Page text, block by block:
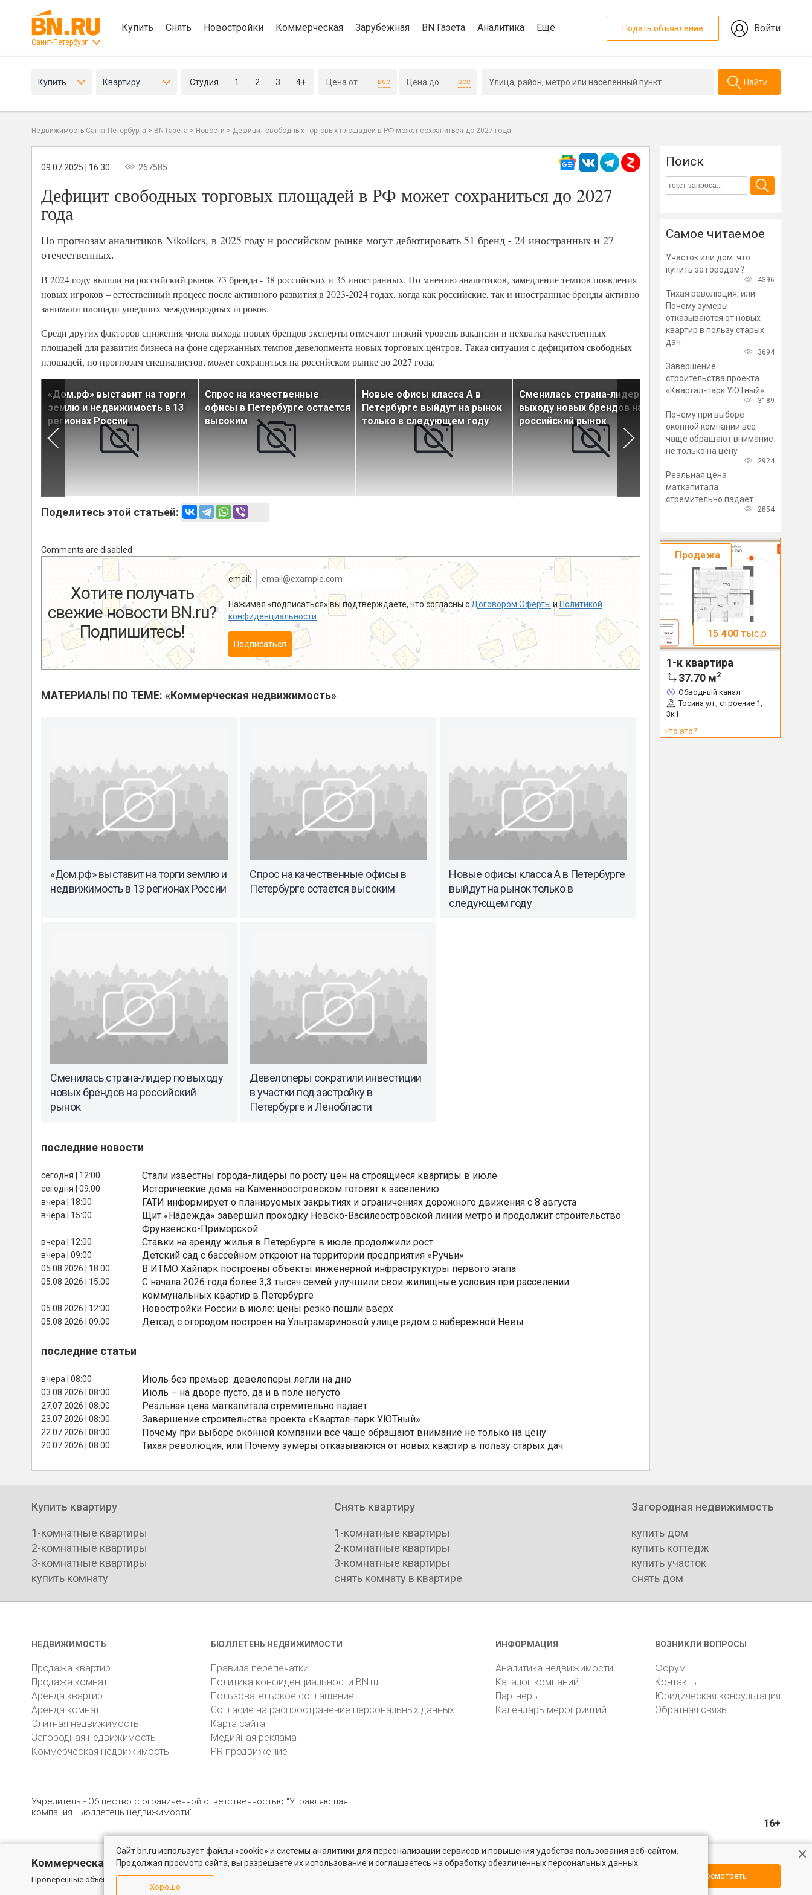
Санкт-Петербург
Купить Снять Новостройки Коммерческая Зарубежная BN Газета Аналитика Ещё Подать объявление Войти
Купить Квартиру Студия 1 2 3 4+ всё всё Найти
Недвижимость Санкт-Петербурга > BN Газета > Новости > Дефицит свободных торговых площадей в РФ может сохраниться до 2027 года
09.07.2025 | 16:30 267585
Дефицит свободных торговых площадей в РФ может сохраниться до 2027
года
По прогнозам аналитиков Nikoliers, в 2025 году н российском рынке могут дебютировать 51 бренд - 24 иностранных и 27
отечественных.
В 2024 году вышли на российский рынок 73 бренда - 38 российских и 35 иностранных. По мнению аналитиков, замедление темпов появления
новых игроков – естественный процесс после активного развития в 2023-2024 годах, когда как российские, так и иностранные бренды активно
занимали площади ушедших международных игроков.
Среди других факторов снижения числа выхода новых брендов эксперты отмечают низкий уровень вакансии и нехватка качественных
площадей для развития бизнеса на фоне сдержанных темпов девелопмента новых торговых центров. Такая ситуация с дефицитом свободных
площадей, по прогнозам специалистов, может сохраниться на российском рынке до 2027 года.
«Дом.рф» выставит на торги
землю и недвижимость в 13
регионах России
Спрос на качественные
офисы в Петербурге остается
высоким
Новые офисы класса А в
Петербурге выйдут на рынок
только в следующем году
Сменилась страна-лидер по
выходу новых брендов на
российский рынок
Девелоперы сократили
инвестиции в участки под
застройку в Петербурге и
Ленобласти
Коммерческая недвижимость
Проверенные объекты под различные цели в Санкт-Петербурге и Ленинградской области Посмотреть
Поделитесь этой статьей:
Comments are disabled
Хотите получать
свежие новости BN.ru?
Подпишитесь!
email:
Нажимая «подписаться» вы подтверждаете, что согласны с Договором Оферты и Политикой
конфиденциальности
Подписаться
МАТЕРИАЛЫ ПО ТЕМЕ: «Коммерческая недвижимость»
«Дом.рф» выставит на торги землю и
недвижимость в 13 регионах России
Спрос на качественные офисы в
Петербурге остается высоким
Новые офисы класса А в Петербурге
выйдут на рынок только в
следующем году
Сменилась страна-лидер по выходу
новых брендов на российский
рынок
Девелоперы сократили инвестиции
в участки под застройку в
Петербурге и Ленобласти
последние новости
сегодня | 12:00 Стали известны города-лидеры по росту цен на строящиеся квартиры в июле
сегодня | 09:00 Исторические дома на Каменноостровском готовят к заселению
вчера | 18:00 ГАТИ информирует о планируемых закрытиях и ограничениях дорожного движения с 8 августа
вчера | 15:00
Щит «Надежда» завершил проходку Невско-Василеостровской линии метро и продолжит строительство
Фрунзенско-Приморской
вчера | 12:00 Ставки на аренду жилья в Петербурге в июле продолжили рост
вчера | 09:00 Детский сад с бассейном откроют на территории предприятия «Ручьи»
05.08.2026 | 18:00 В ИТМО Хайпарк построены объекты инженерной инфраструктуры первого этапа
05.08.2026 | 15:00
С начала 2026 года более 3,3 тысяч семей улучшили свои жилищные условия при расселении
коммунальных квартир в Петербурге
05.08.2026 | 12:00 Новостройки России в июле: цены резко пошли вверх
05.08.2026 | 09:00 Детсад с огородом построен на Ультрамариновой улице рядом с набережной Невы
последние статьи
вчера | 08:00 Июль без премьер: девелоперы легли на дно
03.08.2026 | 08:00 Июль – на дворе пусто, да и в поле негусто
27.07.2026 | 08:00 Реальная цена маткапитала стремительно падает
23.07.2026 | 08:00 Завершение строительства проекта «Квартал-парк УЮТный»
22.07.2026 | 08:00 Почему при выборе оконной компании все чаще обращают внимание не только на цену
20.07.2026 | 08:00 Тихая революция, или Почему зумеры отказываются от новых квартир в пользу старых дач
Поиск
Самое читаемое
Участок или дом: что
купить за городом?
4396
Тихая революция, или
Почему зумеры
отказываются от новых
квартир в пользу старых
дач
3694
Завершение
строительства проекта
«Квартал-парк УЮТный»
3189
Почему при выборе
оконной компании все
чаще обращают внимание
не только на цену
2924
Реальная цена
маткапитала
стремительно падает
2854
Продажа
15 400 тыс.р.
1-к квартира
37.70 м2
Обводный канал
Тосина ул., строение 1,
3к1
что это?
Купить квартиру
1-комнатные квартиры
2-комнатные квартиры
3-комнатные квартиры
купить комнату
Снять квартиру
1-комнатные квартиры
2-комнатные квартиры
3-комнатные квартиры
снять комнату в квартире
Загородная недвижимость
купить дом
купить коттедж
купить участок
снять дом
НЕДВИЖИМОСТЬ
Продажа квартир
Продажа комнат
Аренда квартир
Аренда комнат
Элитная недвижимость
Загородная недвижимость
Коммерческая недвижимость
БЮЛЛЕТЕНЬ НЕДВИЖИМОСТИ
Правила перепечатки
Политика конфиденциальности BN.ru
Пользовательское соглашение
Согласие на распространение персональных данных
Карта сайта
Медийная реклама
PR продвижение
ИНФОРМАЦИЯ
Аналитика недвижимости
Каталог компаний
Партнеры
Календарь мероприятий
ВОЗНИКЛИ ВОПРОСЫ
Форум
Контакты
Юридическая консультация
Обратная связь
Учредитель - Общество с ограниченной ответственностью "Управляющая
компания "Бюллетень недвижимости"
16+
© 2005 – 2026, ООО «УК «БН» 8 (812) 331-93-56 196105, Санкт-Петербург, пр. Юрия Гагарина, 1 reklama@bn.ru
Сайт bn.ru использует файлы «cookie» и системы аналитики для персонализации сервисов и повышения удобства пользования веб-сайтом.
Продолжая просмотр сайта, вы разрешаете их использование и соглашаетесь на обработку обезличенных персональных данных.
Хорошо